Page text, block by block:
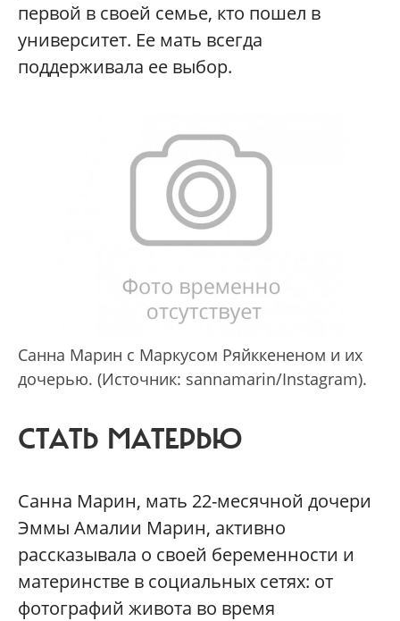
первой в своей семье, кто пошел в
университет. Ее мать всегда
поддерживала ее выбор.
Санна Марин с Маркусом Ряйккененом и их
дочерью. (Источник: sannamarin/Instagram).
СТАТЬ МАТЕРЬЮ
Санна Марин, мать 22-месячной дочери
Эммы Амалии Марин, активно
рассказывала о своей беременности и
материнстве в социальных сетях: от
фотографий живота во время